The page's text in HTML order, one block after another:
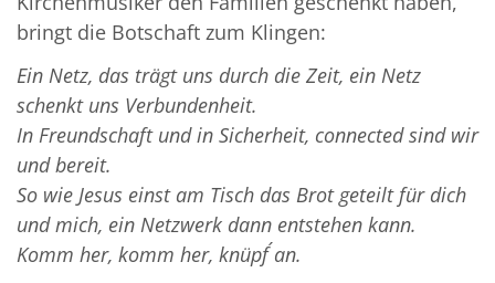
bringt die Botschaft zum Klingen:
Ein Netz, das trägt uns durch die Zeit, ein Netz
schenkt uns Verbundenheit.
In Freundschaft und in Sicherheit, connected sind wir
und bereit.
So wie Jesus einst am Tisch das Brot geteilt für dich
und mich, ein Netzwerk dann entstehen kann.
Komm her, komm her, knüpf´ an.